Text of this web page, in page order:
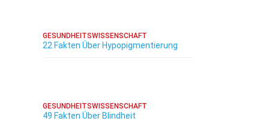
GESUNDHEITSWISSENSCHAFT
22 Fakten Über Hypopigmentierung
GESUNDHEITSWISSENSCHAFT
49 Fakten Über Blindheit